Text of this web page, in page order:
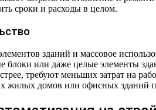
сроки и расходы в целом.
зданий и массовое
или даже целые элементы
требуют меньших затрат на
жилых домов или офисных зданий